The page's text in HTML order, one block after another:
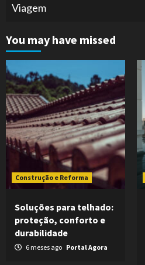
Viagem
You may have missed
Construção e Reforma
Soluções para telhado:
proteção, conforto e
durabilidade
6 meses ago Portal Agora